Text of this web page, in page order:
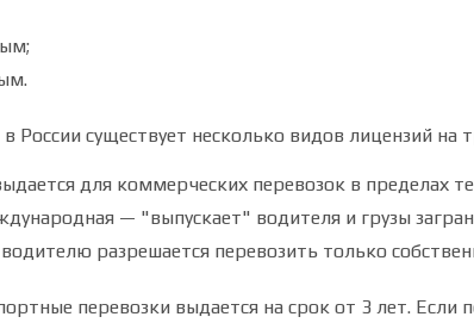
России существует несколько видов лицензий на
для коммерческих перевозок в пределах
— "выпускает" водителя и грузы
разрешается перевозить только
перевозки выдается на срок от 3 лет.